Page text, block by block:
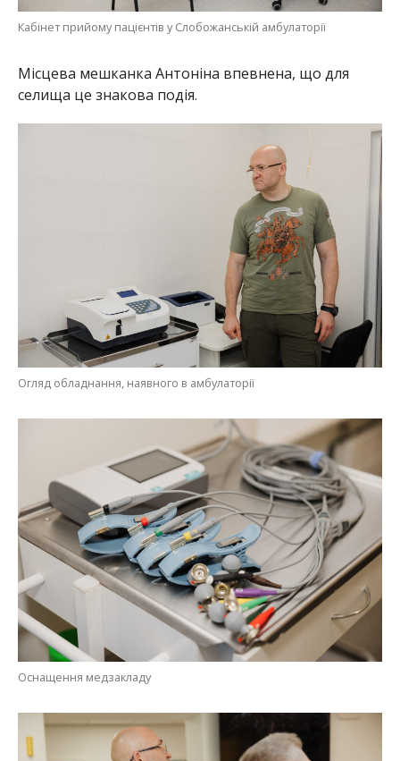
Місцева мешканка Антоніна впевнена, що для
селища це знакова подія.
Огляд обладнання, наявного в амбулаторії
Оснащення медзакладу